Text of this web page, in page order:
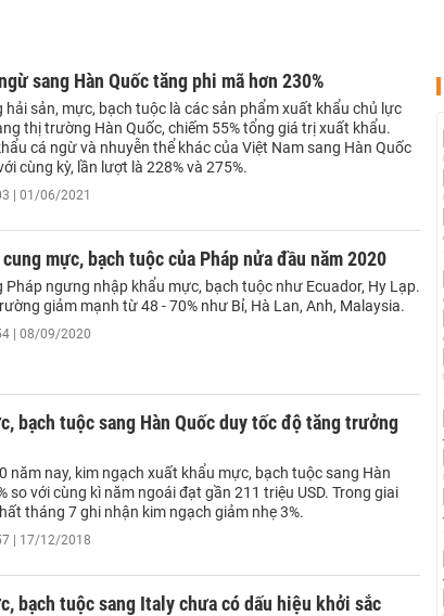
sang Hàn Quốc tăng phi mã hơn 230%
hải sản, mực, bạch tuộc là các sản phẩm xuất khẩu chủ lực
thị trường Hàn Quốc, chiếm 55% tổng giá trị xuất khẩu.
cá ngừ và nhuyễn thể khác của Việt Nam sang Hàn Quốc
cùng kỳ, lần lượt là 228% và 275%.
| 01/06/2021
mực, bạch tuộc của Pháp nửa đầu năm 2020
Pháp ngưng nhập khẩu mực, bạch tuộc như Ecuador, Hy Lạp.
giảm mạnh từ 48 - 70% như Bỉ, Hà Lan, Anh, Malaysia.
| 08/09/2020
bạch tuộc sang Hàn Quốc duy tốc độ tăng trưởng
năm nay, kim ngạch xuất khẩu mực, bạch tuộc sang Hàn
so với cùng kì năm ngoái đạt gần 211 triệu USD. Trong giai
tháng 7 ghi nhận kim ngạch giảm nhẹ 3%.
| 17/12/2018
bạch tuộc sang Italy chưa có dấu hiệu khởi sắc